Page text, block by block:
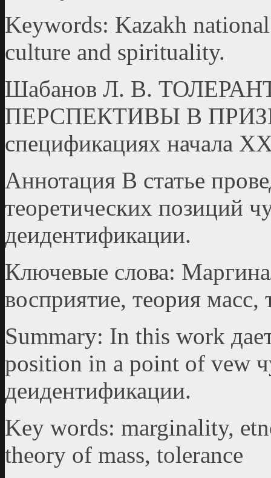
Keywords: Kazakh
culture and spirituality.
Шабанов Л. В.
ПЕРСПЕКТИВЫ В
спецификациях начала
Аннотация В статье
теоретических позиций
деидентификации.
Ключевые слова:
восприятие, теория масс,
Summary: In this work
position in a point of vew
деидентификации.
Key words: marginality,
theory of mass, tolerance